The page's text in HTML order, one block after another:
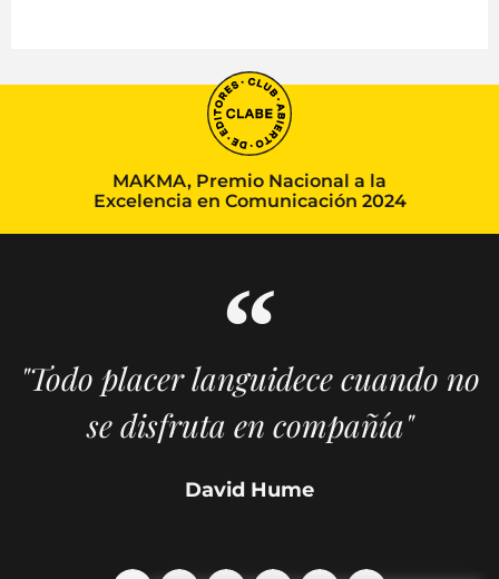
MAKMA, Premio Nacional a la
Excelencia en Comunicación 2024
"Todo placer languidece cuando no
se disfruta en compañía"
David Hume